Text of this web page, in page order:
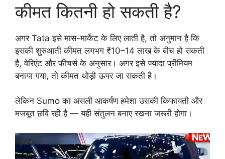
कीमत कितनी हो सकती है?
अगर Tata इसे मास-मार्केट के लिए लाती है, तो अनुमान है कि
इसकी शुरुआती कीमत लगभग ₹10–14 लाख के बीच हो सकती
है, वेरिएंट और फीचर्स के अनुसार। अगर इसे ज्यादा प्रीमियम
बनाया गया, तो कीमत थोड़ी ऊपर जा सकती है।
लेकिन Sumo का असली आकर्षण हमेशा उसकी किफायती और
मजबूत छवि रही है — यही संतुलन बनाए रखना जरूरी होगा।